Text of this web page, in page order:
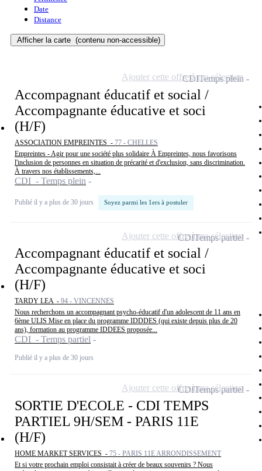
Date
Distance
Afficher la carte (contenu non-accessible)
Accompagnant éducatif et social /
Accompagnante éducative et soci
(H/F)
ASSOCIATION EMPREINTES - 77 - CHELLES
Empreintes - Agir pour une société plus solidaire À Empreintes, nous favorisons
l'inclusion de personnes en situation de précarité et d'exclusion, sans discrimination.
À travers nos établissements,...
CDI - Temps plein
Publié il y a plus de 30 jours Soyez parmi les 1ers à postuler
CDITemps plein
Ajouter cette offre à ma sélection
Accompagnant éducatif et social /
Accompagnante éducative et soci
(H/F)
TARDY LEA - 94 - VINCENNES
Nous recherchons un accompagnant psycho-éducatif d'un adolescent de 11 ans en
6ème ULIS Mise en place du programme IDDDES (qui existe depuis plus de 20
ans), formation au programme IDDEES proposée...
CDI - Temps partiel
Publié il y a plus de 30 jours
CDITemps partiel
Ajouter cette offre à ma sélection
SORTIE D'ECOLE - CDI TEMPS
PARTIEL 9H/SEM - PARIS 11E
(H/F)
HOME MARKET SERVICES - 75 - PARIS 11E ARRONDISSEMENT
Et si votre prochain emploi consistait à créer de beaux souvenirs ? Nous
CDITemps partiel
Ajouter cette offre à ma sélection